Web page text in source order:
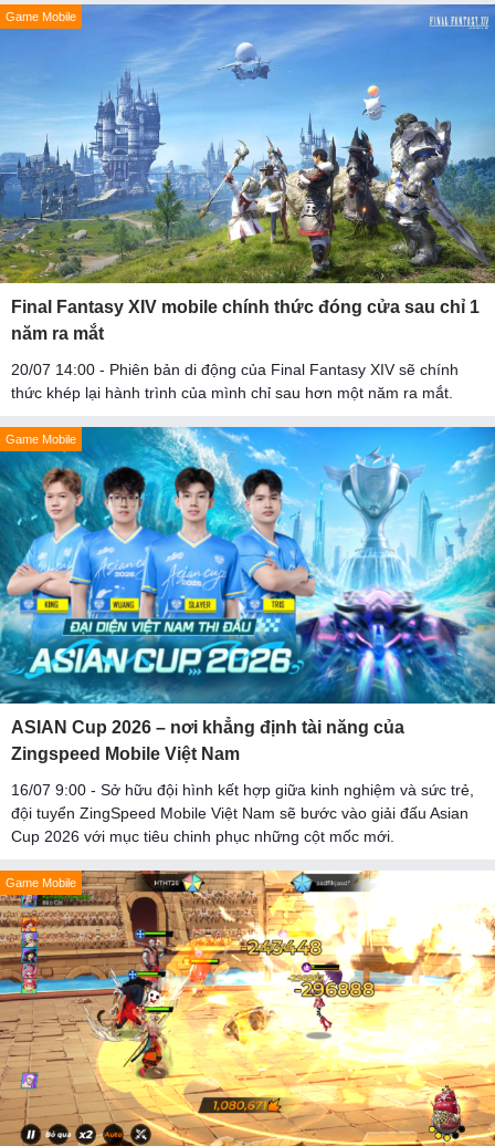
Game Mobile
Final Fantasy XIV mobile chính thức đóng cửa sau chỉ 1
năm ra mắt
20/07 14:00 - Phiên bản di động của Final Fantasy XIV sẽ chính
thức khép lại hành trình của mình chỉ sau hơn một năm ra mắt.
Game Mobile
ASIAN Cup 2026 – nơi khẳng định tài năng của
Zingspeed Mobile Việt Nam
16/07 9:00 - Sở hữu đội hình kết hợp giữa kinh nghiệm và sức trẻ,
đội tuyển ZingSpeed Mobile Việt Nam sẽ bước vào giải đấu Asian
Cup 2026 với mục tiêu chinh phục những cột mốc mới.
Game Mobile